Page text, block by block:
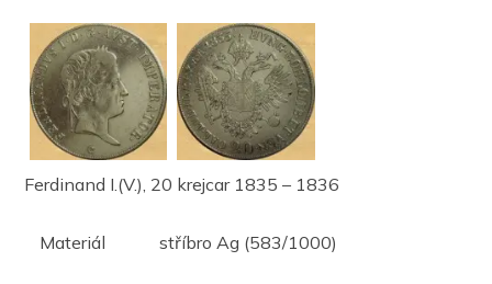
Ferdinand I.(V.), 20 krejcar 1835 – 1836
Materiál stříbro Ag (583/1000)